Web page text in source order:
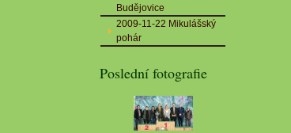
Budějovice
2009-11-22 Mikulášský
pohár
Poslední fotografie